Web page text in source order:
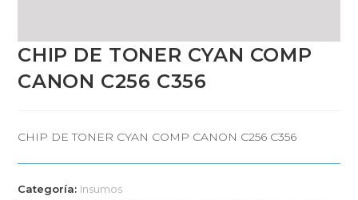
CHIP DE TONER CYAN COMP
CANON C256 C356
CHIP DE TONER CYAN COMP CANON C256 C356
Categoría: Insumos